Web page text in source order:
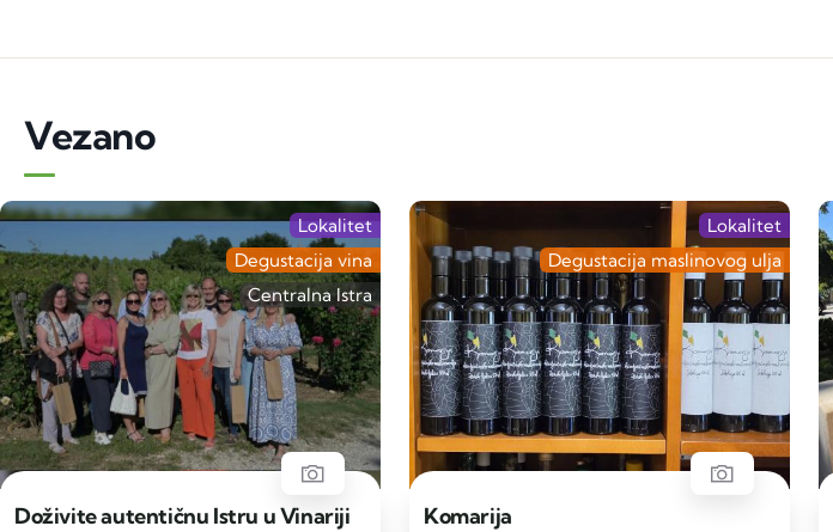
Vezano
Doživite autentičnu Istru u Vinariji
Lokalitet
Degustacija vina
Centralna Istra
Komarija
Lokalitet
Degustacija maslinovog ulja